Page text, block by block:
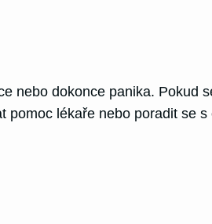
nebo dokonce panika. Pokud
pomoc lékaře nebo poradit se